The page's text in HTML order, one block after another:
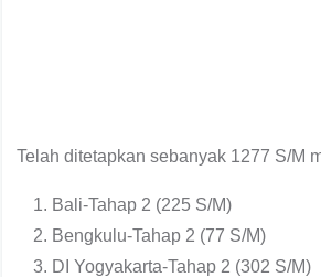
Telah ditetapkan sebanyak 1277 S/M
Bali-Tahap 2 (225 S/M)
Bengkulu-Tahap 2 (77 S/M)
DI Yogyakarta-Tahap 2 (302 S/M)